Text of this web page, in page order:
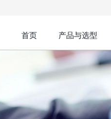
首页 产品与选型